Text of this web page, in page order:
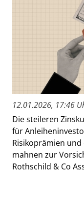
12.01.2026, 17:46
Die steileren
für
Risikoprämien
mahnen zur
Rothschild & Co